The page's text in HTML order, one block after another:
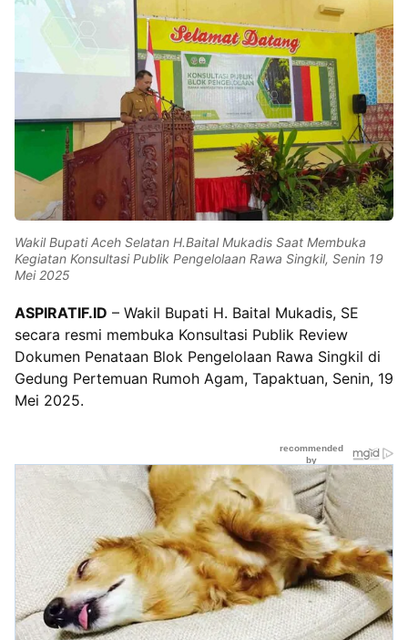
Wakil Bupati Aceh Selatan H.Baital Mukadis Saat Membuka
Kegiatan Konsultasi Publik Pengelolaan Rawa Singkil, Senin 19
Mei 2025
ASPIRATIF.ID – Wakil Bupati H. Baital Mukadis, SE
secara resmi membuka Konsultasi Publik Review
Dokumen Penataan Blok Pengelolaan Rawa Singkil di
Gedung Pertemuan Rumoh Agam, Tapaktuan, Senin, 19
Mei 2025.